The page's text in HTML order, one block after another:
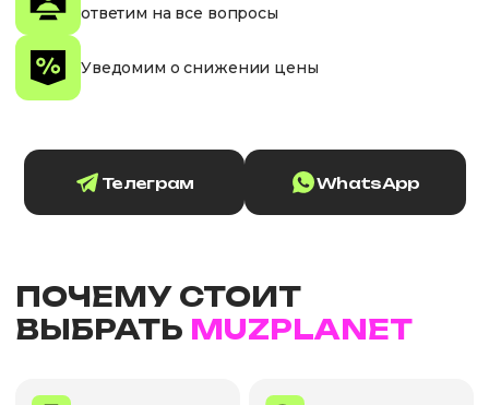
ответим на все вопросы
Уведомим о снижении цены
Телеграм WhatsApp
ПОЧЕМУ СТОИТ
ВЫБРАТЬ MUZPLANET